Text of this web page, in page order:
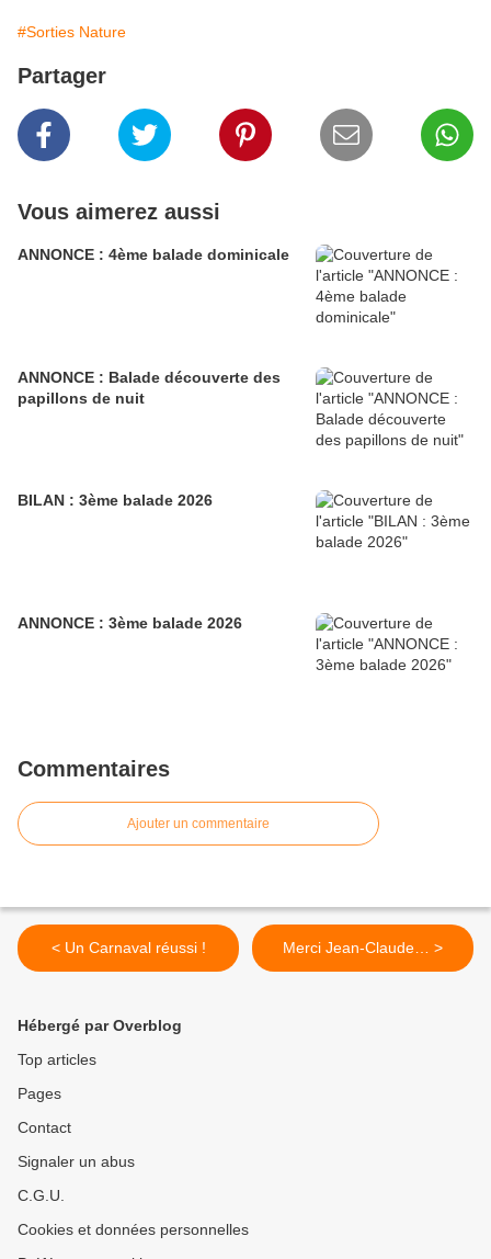
#Sorties Nature
Partager
Vous aimerez aussi
ANNONCE : 4ème balade dominicale
ANNONCE : Balade découverte des
papillons de nuit
BILAN : 3ème balade 2026
ANNONCE : 3ème balade 2026
Commentaires
Ajouter un commentaire
< Un Carnaval réussi ! Merci Jean-Claude… >
Hébergé par Overblog
Top articles
Pages
Contact
Signaler un abus
C.G.U.
Cookies et données personnelles